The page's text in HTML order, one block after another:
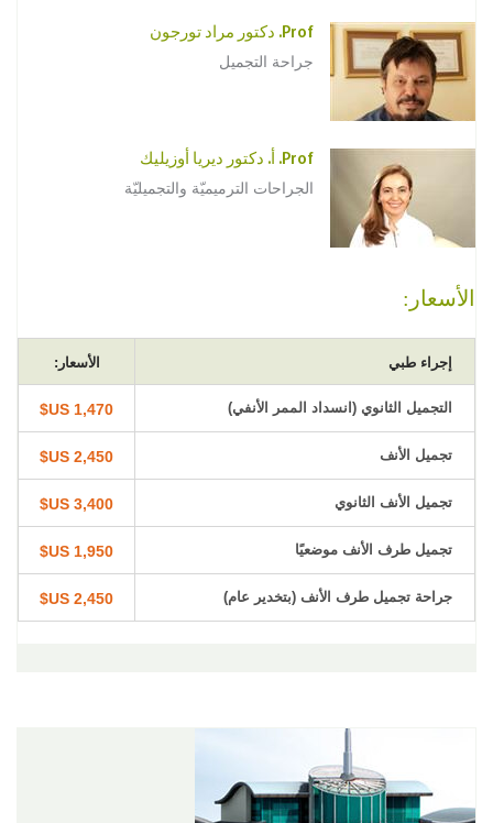
Prof. دكتور مراد تورجون
جراحة التجميل
Prof. أ. دكتور ديريا أوزيليك
الجراحات الترميميّة والتجميليّة
الأسعار:
إجراء طبي الأسعار:
التجميل الثانوي (انسداد الممر الأنفي) 1,470 US$
تجميل الأنف 2,450 US$
تجميل الأنف الثانوي 3,400 US$
تجميل طرف الأنف موضعيًا 1,950 US$
جراحة تجميل طرف الأنف (بتخدير عام) 2,450 US$